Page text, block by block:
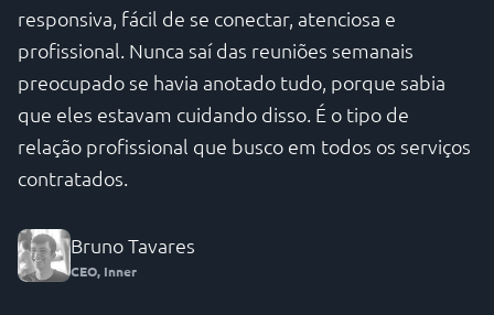
responsiva, fácil de se conectar, atenciosa e
profissional. Nunca saí das reuniões semanais
preocupado se havia anotado tudo, porque sabia
que eles estavam cuidando disso. É o tipo de
relação profissional que busco em todos os serviços
contratados.
Bruno Tavares
CEO, Inner